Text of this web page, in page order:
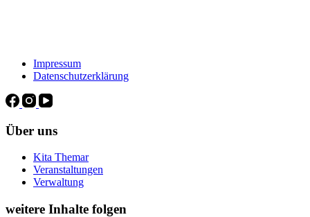
Impressum
Datenschutzerklärung
Über uns
Kita Themar
Veranstaltungen
Verwaltung
weitere Inhalte folgen